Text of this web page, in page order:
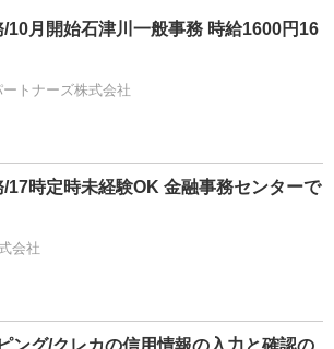
10月開始石津川一般事務 時給1600円16
トナーズ株式会社
17時定時未経験OK 金融事務センターで
会社
ング/クレカの信用情報の入力と確認の